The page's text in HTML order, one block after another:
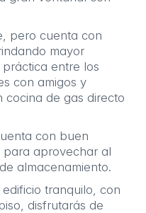
pero cuenta con
mayor
entre los
con amigos y
cocina de gas directo
con buen
para aprovechar al
almacenamiento.
tranquilo, con
disfrutarás de